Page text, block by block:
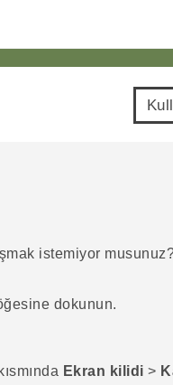
istemiyor musunuz?
dokunun.
Ekran kilidi >